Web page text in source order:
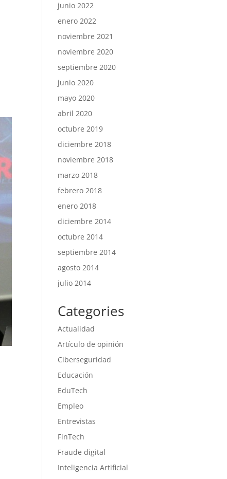
junio 2022
enero 2022
noviembre 2021
noviembre 2020
septiembre 2020
junio 2020
mayo 2020
abril 2020
octubre 2019
diciembre 2018
noviembre 2018
marzo 2018
febrero 2018
enero 2018
diciembre 2014
octubre 2014
septiembre 2014
agosto 2014
julio 2014
Categories
Actualidad
Artículo de opinión
Ciberseguridad
Educación
EduTech
Empleo
Entrevistas
FinTech
Fraude digital
Inteligencia Artificial